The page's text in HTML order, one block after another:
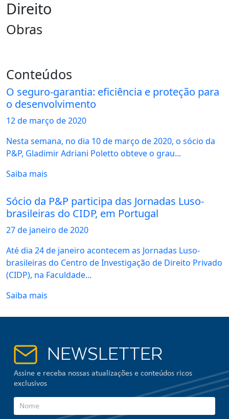
Direito
Obras
Conteúdos
O seguro-garantia: eficiência e proteção para
o desenvolvimento
12 de março de 2020
Nesta semana, no dia 10 de março de 2020, o sócio da
P&P, Gladimir Adriani Poletto obteve o grau...
Saiba mais
Sócio da P&P participa das Jornadas Luso-
brasileiras do CIDP, em Portugal
27 de janeiro de 2020
Até dia 24 de janeiro acontecem as Jornadas Luso-
brasileiras do Centro de Investigação de Direito Privado
(CIDP), na Faculdade...
Saiba mais
NEWSLETTER
Assine e receba nossas atualizações e conteúdos ricos
exclusivos